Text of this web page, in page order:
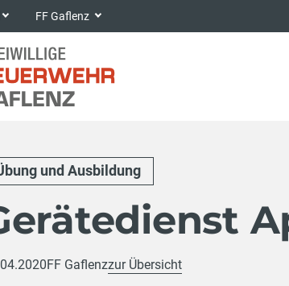
FF Gaflenz
und Ausbildung
FF Gaflenzzur Übersicht